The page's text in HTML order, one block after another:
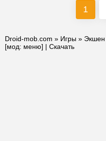
1
Droid-mob.com » Игры » Экшен
[мод: меню] | Скачать